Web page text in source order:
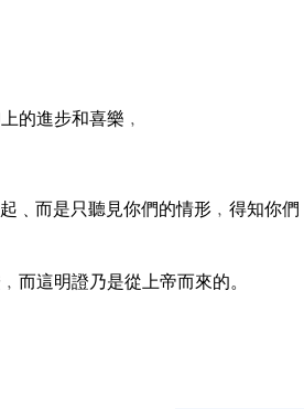
的進步和喜樂﹐
﹑而是只聽見你們的情形﹐得知你們
而這明證乃是從上帝而來的。